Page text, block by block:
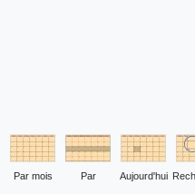
Par mois Par Aujourd'hui